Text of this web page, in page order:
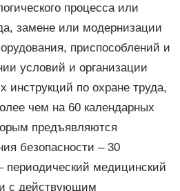
процесса или
замене или модернизации
приспособлений и
условий и организации
инструкций по охране труда,
чем на 60 календарных
предъявляются
безопасности – 30
медицинский
с действующим